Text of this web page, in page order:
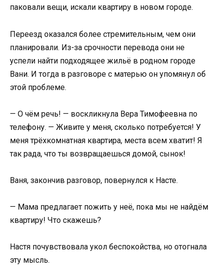
паковали вещи, искали квартиру в новом городе.
Переезд оказался более стремительным, чем они
планировали. Из-за срочности перевода они не
успели найти подходящее жильё в родном городе
Вани. И тогда в разговоре с матерью он упомянул об
этой проблеме.
— О чём речь! — воскликнула Вера Тимофеевна по
телефону. — Живите у меня, сколько потребуется! У
меня трёхкомнатная квартира, места всем хватит! Я
так рада, что ты возвращаешься домой, сынок!
Ваня, закончив разговор, повернулся к Насте.
— Мама предлагает пожить у неё, пока мы не найдём
квартиру! Что скажешь?
Настя почувствовала укол беспокойства, но отогнала
эту мысль.